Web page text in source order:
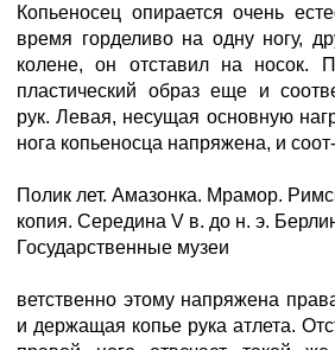
Копьеносец опирается очень
время горделиво на одну ногу,
колене, он отставил на носок.
пластический образ еще и
рук. Левая, несущая основную
нога копьеносца напряжена, и соот-
Полик лет. Амазонка. Мрамор.
копия. Середина V в. до н. э.
Государственные музеи
ветственно этому напряжена
и держащая копье рука атлета.